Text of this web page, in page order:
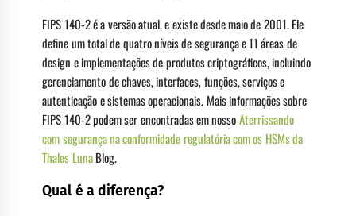
FIPS 140-2 é a versão atual, e existe desde maio de 2001. Ele
define um total de quatro níveis de segurança e 11 áreas de
design e implementações de produtos criptográficos, incluindo
gerenciamento de chaves, interfaces, funções, serviços e
autenticação e sistemas operacionais. Mais informações sobre
FIPS 140-2 podem ser encontradas em nossoAterrissando
com segurança na conformidade regulatória com os HSMs da
Thales LunaBlog.
Qual é a diferença?